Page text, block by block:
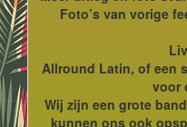
Foto’s van vorige
Allround Latin, of een
voor
Wij zijn een grote
kunnen ons ook